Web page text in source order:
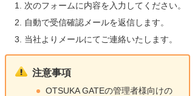
次のフォームに内容を入力してください。
自動で受信確認メールを返信します。
当社よりメールにてご連絡いたします。
注意事項
OTSUKA GATEの管理者様向けの